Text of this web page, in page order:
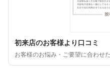
初来店のお客様より口コミ
お客様のお悩み・ご要望に合わせ